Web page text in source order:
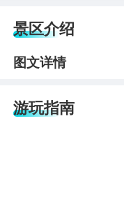
景区介绍
图文详情
游玩指南